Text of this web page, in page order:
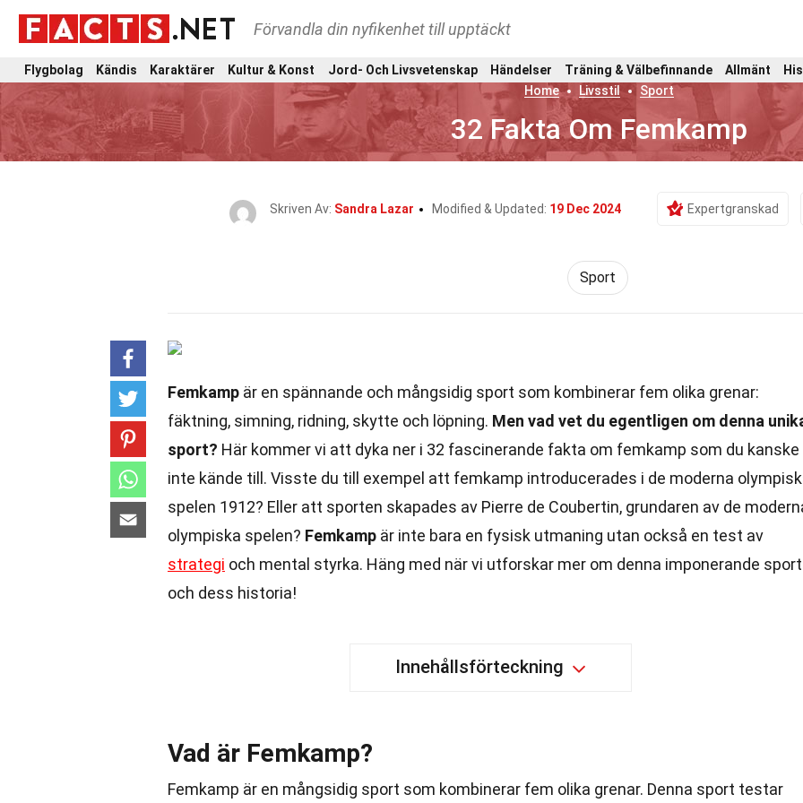
Förvandla din nyfikenhet till upptäckt
Flygbolag Kändis Karaktärer Kultur & Konst Jord- Och Livsvetenskap Händelser Träning & Välbefinnande Allmänt
Home
Livsstil Sport
32 Fakta Om Femkamp
Skriven Av: Sandra Lazar Modified & Updated: 19 Dec 2024 Expertgranskad
Sport
Femkamp är en spännande och mångsidig sport som kombinerar fem olika grenar:
fäktning, simning, ridning, skytte och löpning. Men vad vet du egentligen om denna
sport? Här kommer vi att dyka ner i 32 fascinerande fakta om femkamp som du kanske
inte kände till. Visste du till exempel att femkamp introducerades i de moderna
spelen 1912? Eller att sporten skapades av Pierre de Coubertin, grundaren av de
olympiska spelen? Femkamp är inte bara en fysisk utmaning utan också en test av
strategi och mental styrka. Häng med när vi utforskar mer om denna imponerande sport
och dess historia!
Innehållsförteckning
Vad är Femkamp?
Femkamp är en mångsidig sport som kombinerar fem olika grenar. Denna sport testar